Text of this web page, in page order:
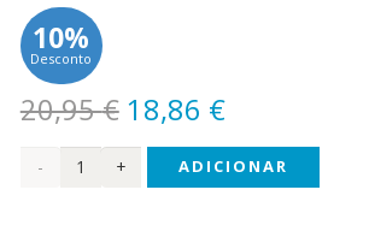
10%
Desconto
20,95€ O
preço
original
18,86 €O
preço
atual
Quantidade
ADICIONAR